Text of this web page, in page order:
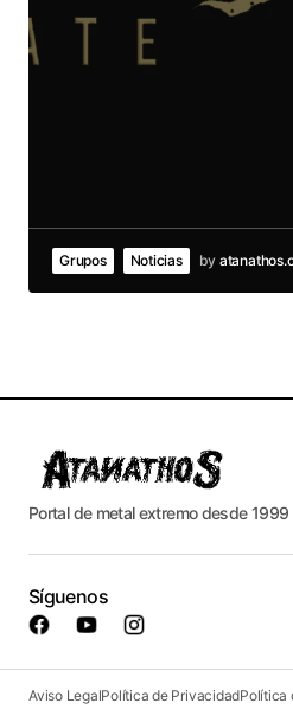
Grupos Noticias by
Portal de metal extremo desde 1999
Síguenos
Aviso LegalPolítica de PrivacidadPolítica